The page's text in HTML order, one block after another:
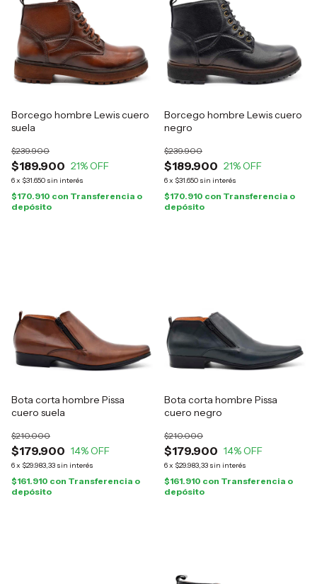
Borcego hombre Lewis cuero
suela
$189.900
$239.900
21% OFF
6x $31.650 sin interés
$170.910 con Transferencia o
depósito
Borcego hombre Lewis cuero
negro
$189.900
$239.900
21% OFF
6x $31.650 sin interés
$170.910 con Transferencia o
depósito
Bota corta hombre Pissa
cuero suela
$179.900
$210.000
14% OFF
6x $29.983,33 sin interés
$161.910 con Transferencia o
depósito
Bota corta hombre Pissa
cuero negro
$179.900
$210.000
14% OFF
6x $29.983,33 sin interés
$161.910 con Transferencia o
depósito